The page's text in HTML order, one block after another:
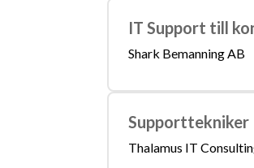
IT Support till
Shark Bemanning AB
Supporttekniker
Thalamus IT